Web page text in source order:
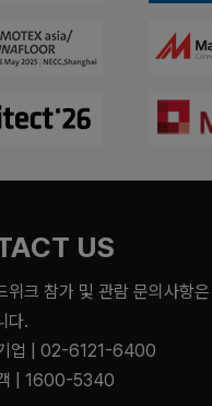
US
위크 참가 및 관람 문의사항
다.
업 | 02-6121-6400
| 1600-5340